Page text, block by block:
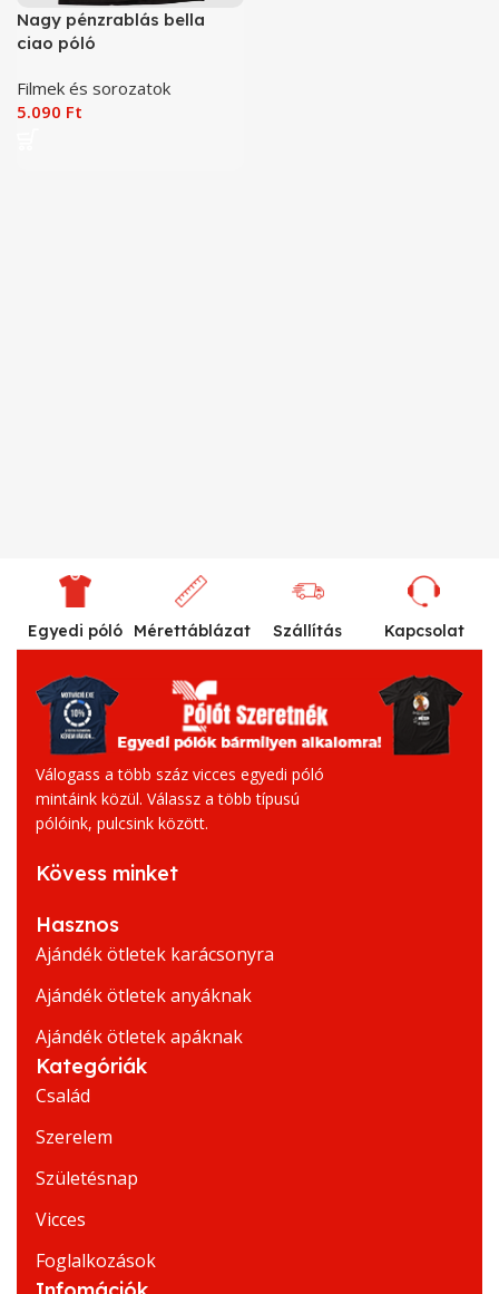
Nagy pénzrablás bella
ciao póló
Filmek és sorozatok
5.090 Ft
Egyedi póló Mérettáblázat Szállítás Kapcsolat
Válogass a több száz vicces egyedi póló
mintáink közül. Válassz a több típusú
pólóink, pulcsink között.
Kövess minket
Hasznos
Ajándék ötletek karácsonyra
Ajándék ötletek anyáknak
Ajándék ötletek apáknak
Kategóriák
Család
Szerelem
Születésnap
Vicces
Foglalkozások